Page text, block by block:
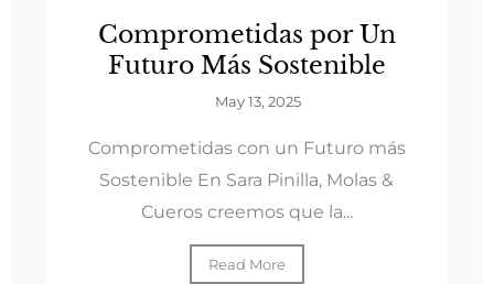
Comprometidas por Un
Futuro Más Sostenible
May 13, 2025
Comprometidas con un Futuro más
Sostenible En Sara Pinilla, Molas &
Cueros creemos que la...
Read More